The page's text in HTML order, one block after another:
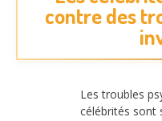
contre des
Les troubles
célébrités sont